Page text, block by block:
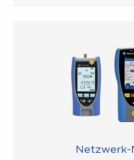
Netzwerk-